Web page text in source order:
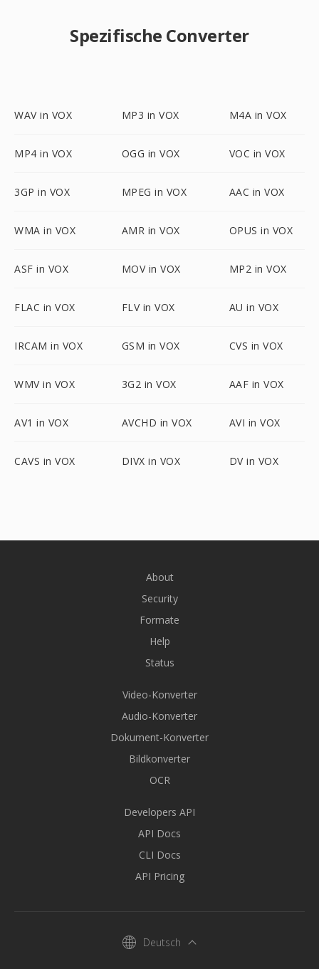
Spezifische Converter
WAV in VOX MP3 in VOX M4A in VOX
MP4 in VOX OGG in VOX VOC in VOX
3GP in VOX MPEG in VOX AAC in VOX
WMA in VOX AMR in VOX OPUS in VOX
ASF in VOX MOV in VOX MP2 in VOX
FLAC in VOX FLV in VOX AU in VOX
IRCAM in VOX GSM in VOX CVS in VOX
WMV in VOX 3G2 in VOX AAF in VOX
AV1 in VOX AVCHD in VOX AVI in VOX
CAVS in VOX DIVX in VOX DV in VOX
About
Security
Formate
Help
Status
Video-Konverter
Audio-Konverter
Dokument-Konverter
Bildkonverter
OCR
Developers API
API Docs
CLI Docs
API Pricing
Deutsch